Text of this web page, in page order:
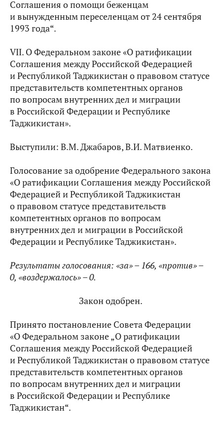
Соглашения о помощи беженцам
и вынужденным переселенцам от 24 сентября
1993 года“.
VII. О Федеральном законе «О ратификации
Соглашения между Российской Федерацией
и Республикой Таджикистан о правовом статусе
представительств компетентных органов
по вопросам внутренних дел и миграции
в Российской Федерации и Республике
Таджикистан».
Выступили: В.М. Джабаров, В.И. Матвиенко.
Голосование за одобрение Федерального закона
«О ратификации Соглашения между Российской
Федерацией и Республикой Таджикистан
о правовом статусе представительств
компетентных органов по вопросам
внутренних дел и миграции в Российской
Федерации и Республике Таджикистан».
Результаты голосования: «за» – 166, «против» –
0, «воздержалось» – 0.
Закон одобрен.
Принято постановление Совета Федерации
«О Федеральном законе „О ратификации
Соглашения между Российской Федерацией
и Республикой Таджикистан о правовом статусе
представительств компетентных органов
по вопросам внутренних дел и миграции
в Российской Федерации и Республике
Таджикистан“.